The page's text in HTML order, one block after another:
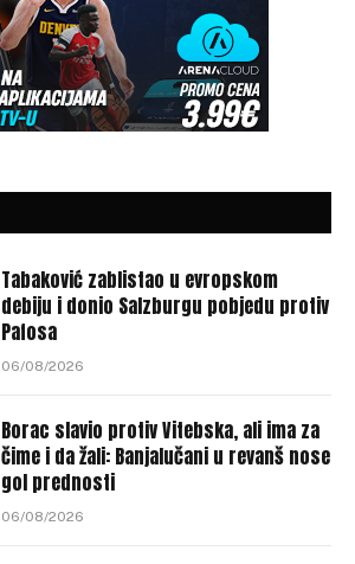
Tabaković zablistao u evropskom
debiju i donio Salzburgu pobjedu protiv
Pafosa
06/08/2026
Borac slavio protiv Vitebska, ali ima za
čime i da žali: Banjalučani u revanš nose
gol prednosti
06/08/2026